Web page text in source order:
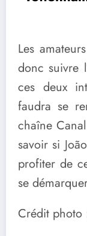
Les
donc suivre
ces deux
faudra se
chaîne
savoir si
profiter de
se
Crédit photo